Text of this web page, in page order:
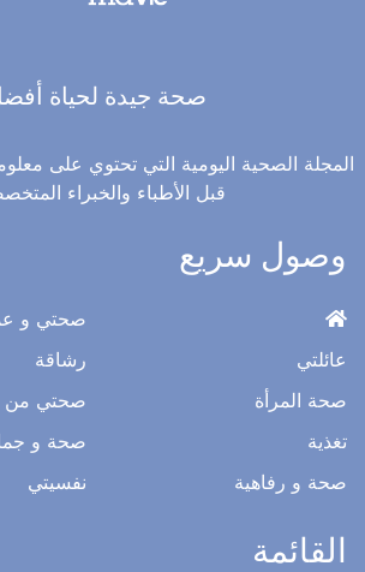
صحة جيدة لحياة
المجلة الصحية اليومية التي تحتوي على
قبل الأطباء والخبراء
وصول سريع
عائلتي
صحة المرأة
تغذية
صحة و رفاهية
صحتي و
رشاقة
صحتي من
صحة و
نفسيتي
القائمة